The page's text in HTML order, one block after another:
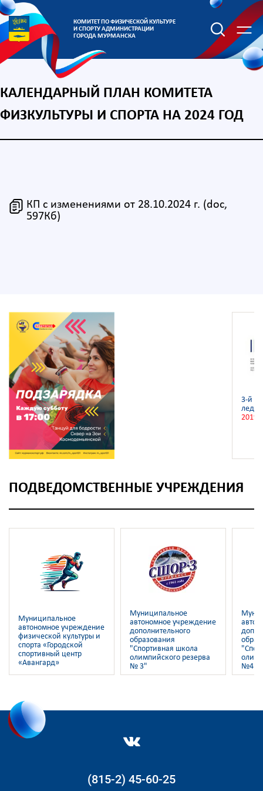
КОМИТЕТ ПО ФИЗИЧЕСКОЙ КУЛЬТУРЕ
И СПОРТУ АДМИНИСТРАЦИИ
ГОРОДА МУРМАНСКА
КАЛЕНДАРНЫЙ ПЛАН КОМИТЕТА
ФИЗКУЛЬТУРЫ И СПОРТА НА 2024 ГОД
КП с изменениями от 28.10.2024 г. (doc,
597Кб)
3-й
2019
ПОДВЕДОМСТВЕННЫЕ УЧРЕЖДЕНИЯ
Муниципальное
автономное учреждение
физической культуры и
спорта «Городской
спортивный центр
«Авангард»
Муниципальное
автономное учреждение
дополнительного
образования
"Спортивная школа
олимпийского резерва
№ 3"
№4"
(815-2) 45-60-25